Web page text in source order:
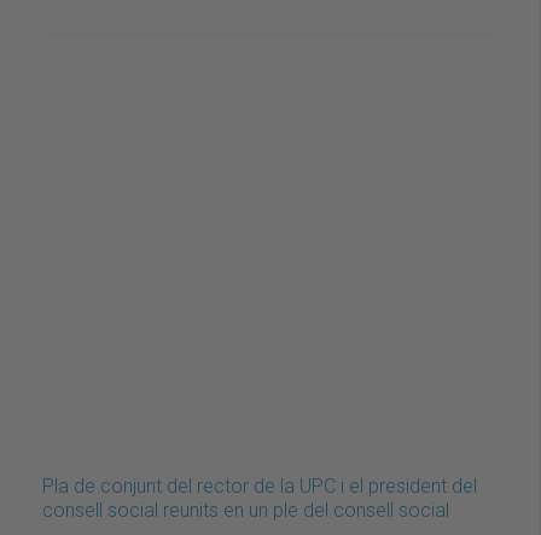
Pla de conjunt del rector de la UPC i el president del
consell social reunits en un ple del consell social